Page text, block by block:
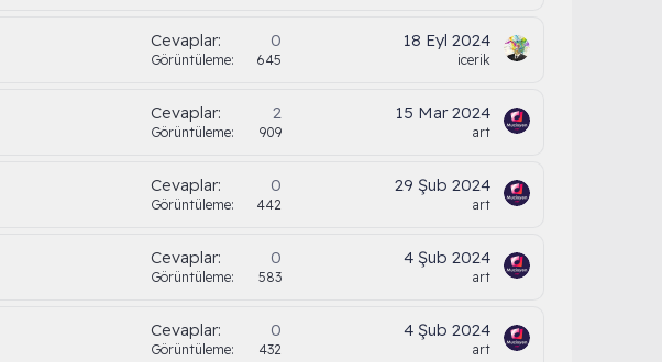
Cevaplar 0
Görüntüleme 645
18 Eyl 2024
icerik
Cevaplar 2
Görüntüleme 909
15 Mar 2024
art
Cevaplar 0
Görüntüleme 442
29 Şub 2024
art
Cevaplar 0
Görüntüleme 583
4 Şub 2024
art
Cevaplar 0
Görüntüleme 432
4 Şub 2024
art